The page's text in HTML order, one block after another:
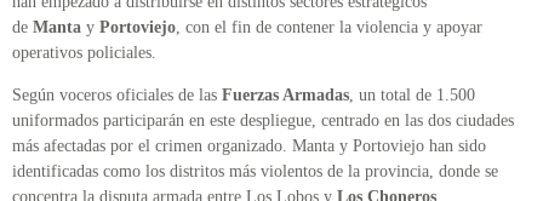
de Manta y Portoviejo , con el fin de contener la violencia y apoyar
operativos policiales.
Según voceros oficiales de las Fuerzas Armadas , un total de 1.500
uniformados participarán en este despliegue, centrado en las dos ciudades
más afectadas por el crimen organizado. Manta y Portoviejo han sido
identificadas como los distritos más violentos de la provincia, donde se
concentra la disputa armada entre Los Lobos y Los Choneros